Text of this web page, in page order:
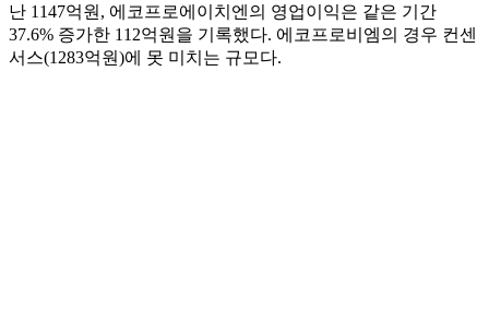
난 1147억원, 에코프로에이치엔의 영업이익은 같은 기간
37.6% 증가한 112억원을 기록했다. 에코프로비엠의 경우 컨센
서스(1283억원)에 못 미치는 규모다.